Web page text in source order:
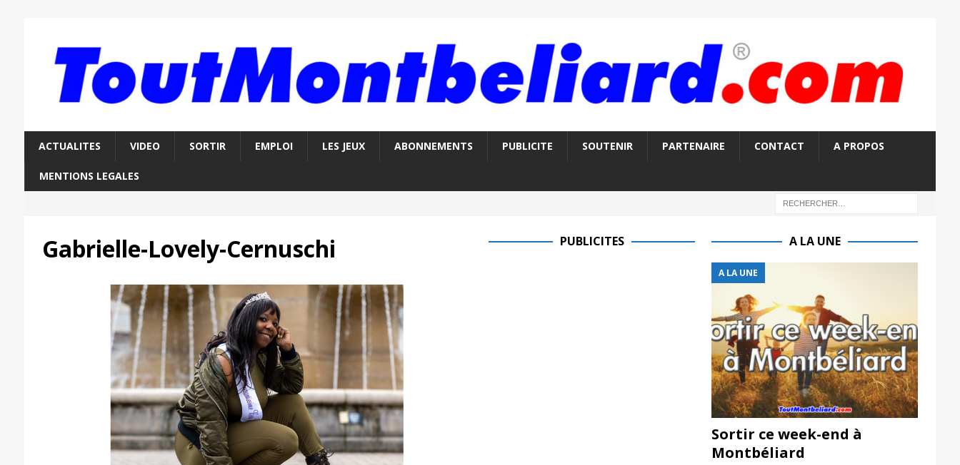
ACTUALITES VIDEO SORTIR EMPLOI LES JEUX ABONNEMENTS PUBLICITE SOUTENIR PARTENAIRE CONTACT A PROPOS
MENTIONS LEGALES
Gabrielle-Lovely-Cernuschi PUBLICITES A LA UNE
A LA UNE
Sortir ce week-end à
Montbéliard